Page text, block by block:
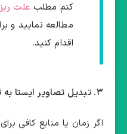
کنم مطلب علت
مطالعه نمایید و
اقدام کنید.
۳. تبدیل تصاویر ایستا به تصویر متحرک
اگر زمان یا منابع کافی